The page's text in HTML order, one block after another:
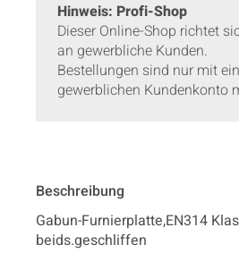
Hinweis: Profi-Shop
Dieser Online-Shop richtet
an gewerbliche Kunden.
Bestellungen sind nur mit
gewerblichen Kundenkonto
Beschreibung
Gabun-Furnierplatte,EN314
beids.geschliffen